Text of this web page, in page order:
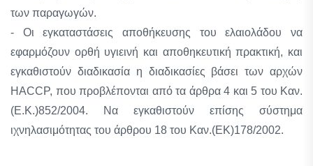
των παραγωγών.
- Οι εγκαταστάσεις αποθήκευσης του ελαιολάδου να
εφαρμόζουν ορθή υγιεινή και αποθηκευτική πρακτική, και
εγκαθιστούν διαδικασία η διαδικασίες βάσει των αρχών
HACCP, που προβλέπονται από τα άρθρα 4 και 5 του Καν.
(Ε.Κ.)852/2004. Να εγκαθιστούν επίσης σύστημα
ιχνηλασιμότητας του άρθρου 18 του Καν.(ΕΚ)178/2002.